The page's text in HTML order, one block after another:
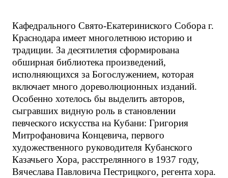
Кафедрального Свято-Екатериниского Собора г.
Краснодара имеет многолетнюю историю и
традиции. За десятилетия сформирована
обширная библиотека произведений,
исполняющихся за Богослужением, которая
включает много дореволюционных изданий.
Особенно хотелось бы выделить авторов,
сыгравших видную роль в становлении
певческого искусства на Кубани: Григория
Митрофановича Концевича, первого
художественного руководителя Кубанского
Казачьего Хора, расстрелянного в 1937 году,
Вячеслава Павловича Пестрицкого, регента хора.